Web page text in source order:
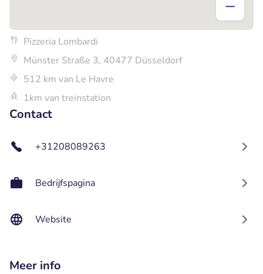
Pizzeria Lombardi
Münster Straße 3, 40477 Düsseldorf
512 km van Le Havre
1km van treinstation
Contact
+31208089263
Bedrijfspagina
Website
Meer info